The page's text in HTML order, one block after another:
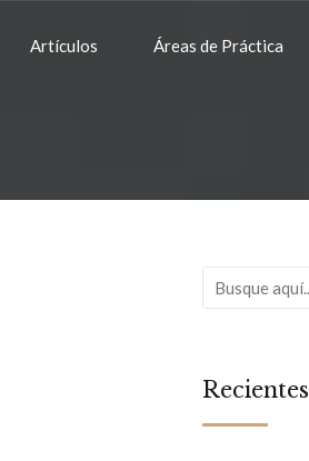
Artículos Áreas de Práctica
Recientes